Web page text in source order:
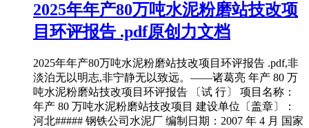
2025年年产80万吨水泥粉磨站技改项
目环评报告 .pdf原创力文档
2025年年产80万吨水泥粉磨站技改项目环评报告 .pdf,非
淡泊无以明志,非宁静无以致远。——诸葛亮 年产 80 万
吨水泥粉磨站技改项目环评报告 〔试 行〕 项目名称：
年产 80 万吨水泥粉磨站技改项目 建设单位〔盖章〕：
河北##### 钢铁公司水泥厂 编制日期：2007 年 4 月 国家